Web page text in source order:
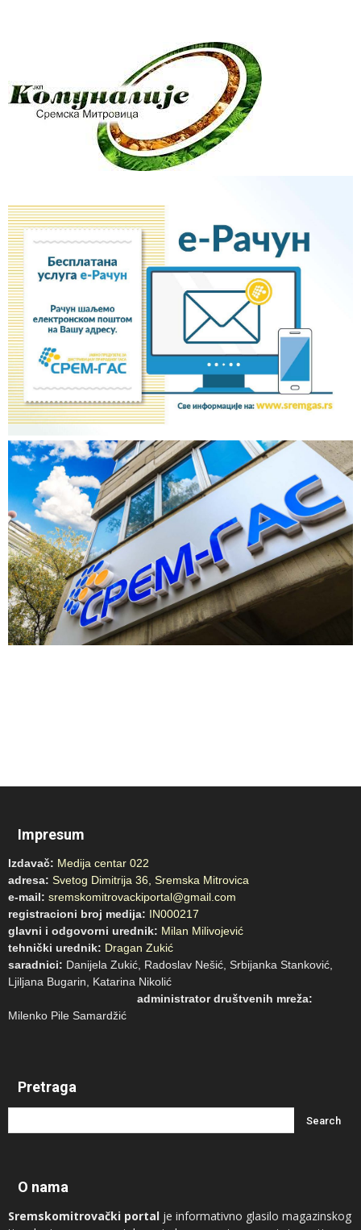
Impresum
Izdavač: Medija centar 022
adresa: Svetog Dimitrija 36, Sremska Mitrovica
e-mail: sremskomitrovackiportal@gmail.com
registracioni broj medija: IN000217
glavni i odgovorni urednik: Milan Milivojević
tehnički urednik: Dragan Zukić
saradnici: Danijela Zukić, Radoslav Nešić, Srbijanka Stanković,
Ljiljana Bugarin, Katarina Nikolić
administrator društvenih mreža:
Milenko Pile Samardžić
Pretraga
O nama
Sremskomitrovački portal je informativno glasilo magazinskog